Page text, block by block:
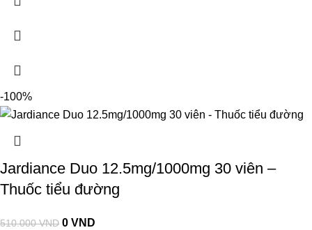
-100%
Jardiance Duo 12.5mg/1000mg 30 viên –
Thuốc tiểu đường
510.000VND 0VND